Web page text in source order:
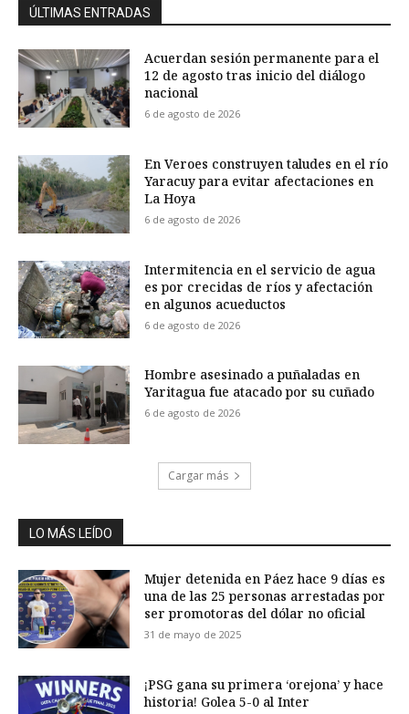
ÚLTIMAS ENTRADAS
Acuerdan sesión permanente para el
12 de agosto tras inicio del diálogo
nacional
6 de agosto de 2026
En Veroes construyen taludes en el río
Yaracuy para evitar afectaciones en
La Hoya
6 de agosto de 2026
Intermitencia en el servicio de agua
es por crecidas de ríos y afectación
en algunos acueductos
6 de agosto de 2026
Hombre asesinado a puñaladas en
Yaritagua fue atacado por su cuñado
6 de agosto de 2026
Cargar más
LO MÁS LEÍDO
Mujer detenida en Páez hace 9 días es
una de las 25 personas arrestadas por
ser promotoras del dólar no oficial
31 de mayo de 2025
¡PSG gana su primera ‘orejona’ y hace
historia! Golea 5-0 al Inter